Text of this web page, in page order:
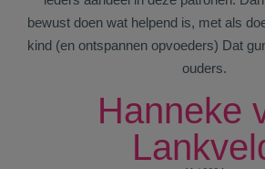
bewust doen wat helpend is, met als
kind (en ontspannen opvoeders) Dat
ouders.
Hanneke